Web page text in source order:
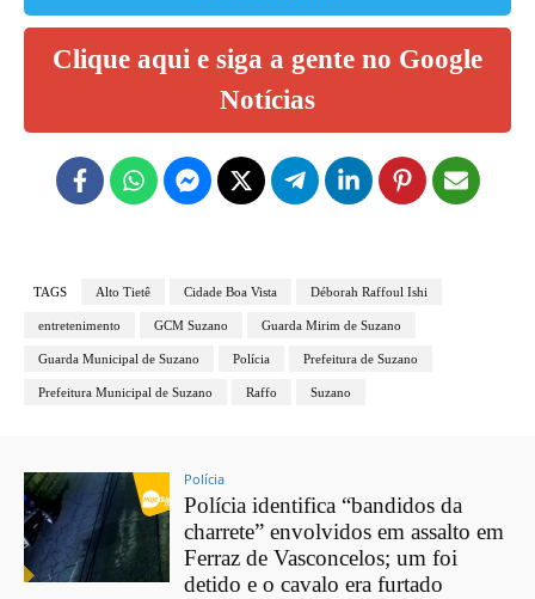
Clique aqui e siga a gente no Google
Notícias
TAGS Alto Tietê Cidade Boa Vista Déborah Raffoul Ishi
entretenimento GCM Suzano Guarda Mirim de Suzano
Guarda Municipal de Suzano Polícia Prefeitura de Suzano
Prefeitura Municipal de Suzano Raffo Suzano
Polícia
Polícia identifica “bandidos da
charrete” envolvidos em assalto em
Ferraz de Vasconcelos; um foi
detido e o cavalo era furtado